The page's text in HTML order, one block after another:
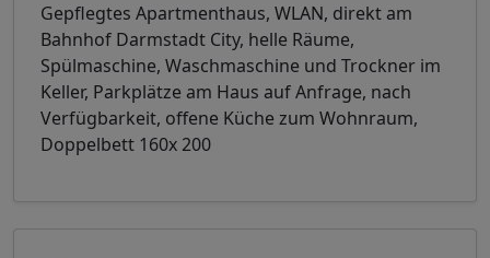
Gepflegtes Apartmenthaus, WLAN, direkt am
Bahnhof Darmstadt City, helle Räume,
Spülmaschine, Waschmaschine und Trockner im
Keller, Parkplätze am Haus auf Anfrage, nach
Verfügbarkeit, offene Küche zum Wohnraum,
Doppelbett 160x 200